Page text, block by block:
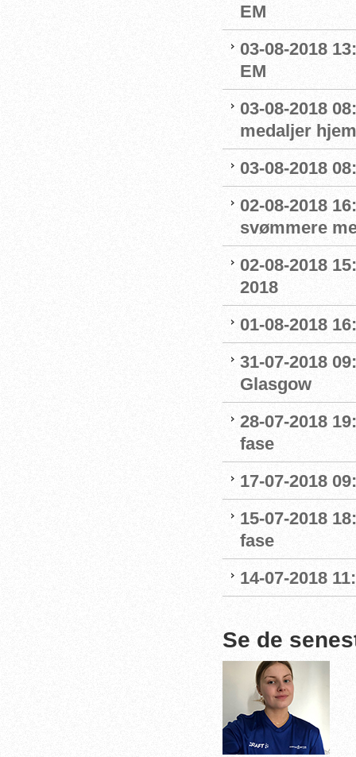
EM
03-08-2018
EM
03-08-2018
medaljer
03-08-2018
02-08-2018
svømmere
02-08-2018
2018
01-08-2018
31-07-2018
Glasgow
28-07-2018
fase
17-07-2018
15-07-2018
fase
14-07-2018
Se de